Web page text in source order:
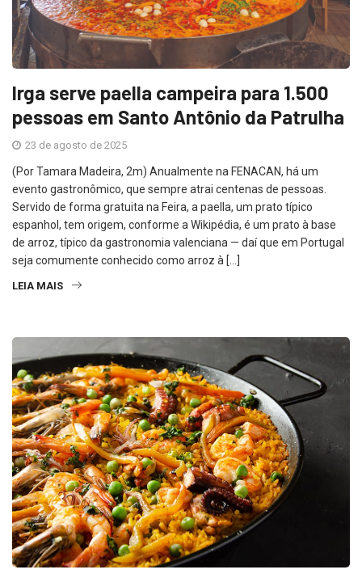
Irga serve paella campeira para 1.500
pessoas em Santo Antônio da Patrulha
23 de agosto de 2025
(Por Tamara Madeira, 2m) Anualmente na FENACAN, há um
evento gastronômico, que sempre atrai centenas de pessoas.
Servido de forma gratuita na Feira, a paella, um prato típico
espanhol, tem origem, conforme a Wikipédia, é um prato à base
de arroz, típico da gastronomia valenciana — daí que em Portugal
seja comumente conhecido como arroz à […]
LEIA MAIS